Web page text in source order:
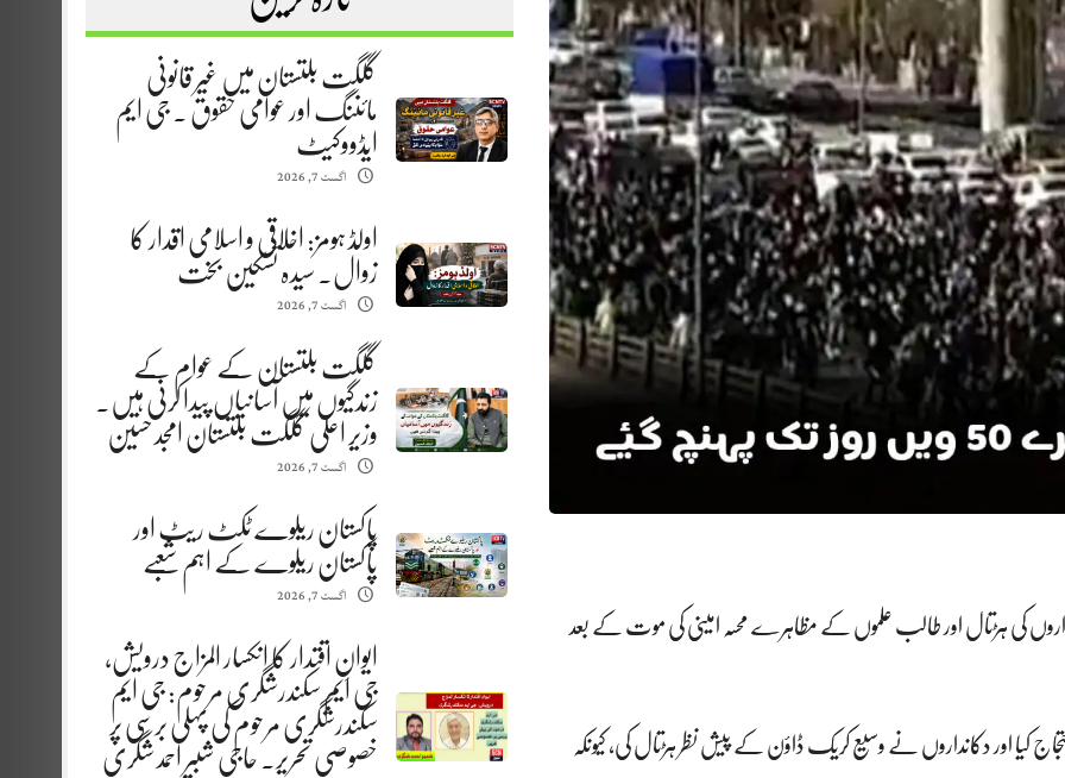
گلگت بلتستان میں غیر قانونی
مائننگ اور عوامی حقوق . جی ایم
ایڈووکیٹ
اگست 7, 2026
اولڈ ہومز: اخلاقی و اسلامی اقدار کا
زوال. سیدہ تسکین بخت
اگست 7, 2026
گلگت بلتستان کے عوام کے
زندگیوں میں آسانیاں پیدا کرنی ہیں.
وزیر اعلیٰ گلگت بلتستان امجد حسین
اگست 7, 2026
پاکستان ریلوے ٹکٹ ریٹ اور
پاکستان ریلوے کے اہم شعبے
اگست 7, 2026
ایوانِ اقتدار کا انکسار المزاج درویش،
جی ایم سکندرشگری مرحوم: جی ایم
سکندرشگری مرحوم کی پہلی برسی پر
خصوصی تحریر. حاجی شبیر احمد شگری
کی ہڑتال اور طالب علموں کے مظاہرے محسہ امینی کی موت کے بعد
کیا اور دکانداروں نے وسیع کریک ڈاؤن کے پیش نظر ہڑتال کی، کیونکہ